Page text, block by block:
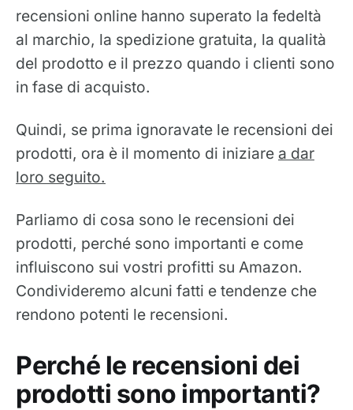
recensioni online hanno superato la fedeltà
al marchio, la spedizione gratuita, la qualità
del prodotto e il prezzo quando i clienti sono
in fase di acquisto.
Quindi, se prima ignoravate le recensioni dei
prodotti, ora è il momento di iniziare a dar
loro seguito.
Parliamo di cosa sono le recensioni dei
prodotti, perché sono importanti e come
influiscono sui vostri profitti su Amazon.
Condivideremo alcuni fatti e tendenze che
rendono potenti le recensioni.
Perché le recensioni dei
prodotti sono importanti?